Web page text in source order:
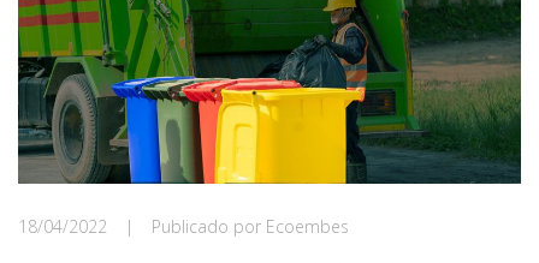
18/04/2022 | Publicado por Ecoembes